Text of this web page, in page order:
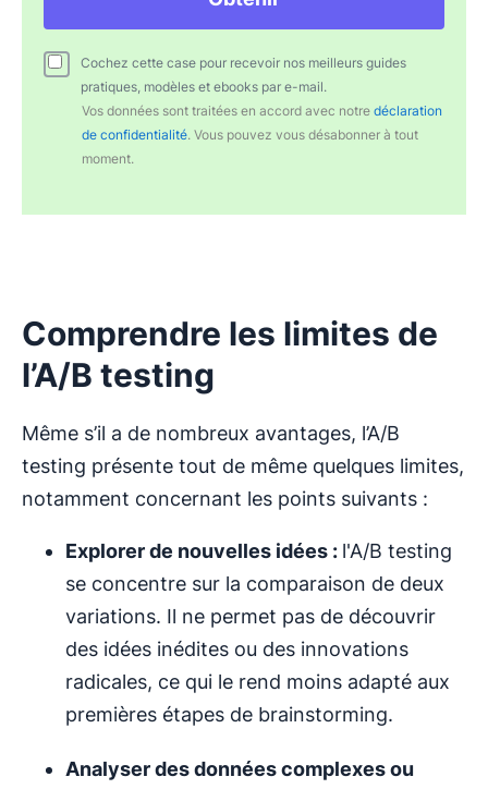
Cochez cette case pour recevoir nos meilleurs guides
pratiques, modèles et ebooks par e-mail.
Vos données sont traitées en accord avec notre déclaration
de confidentialité. Vous pouvez vous désabonner à tout
moment.
Comprendre les limites de
l’A/B testing
Même s’il a de nombreux avantages, l’A/B
testing présente tout de même quelques limites,
notamment concernant les points suivants :
Explorer de nouvelles idées : l'A/B testing
se concentre sur la comparaison de deux
variations. Il ne permet pas de découvrir
des idées inédites ou des innovations
radicales, ce qui le rend moins adapté aux
premières étapes de brainstorming.
Analyser des données complexes ou